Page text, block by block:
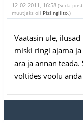
12-02-2011, 16:58 (Seda
muutjaks oli PiziIngliito.)
Vaatasin üle,
miski ringi ajama
ära ja annan
voltides voolu